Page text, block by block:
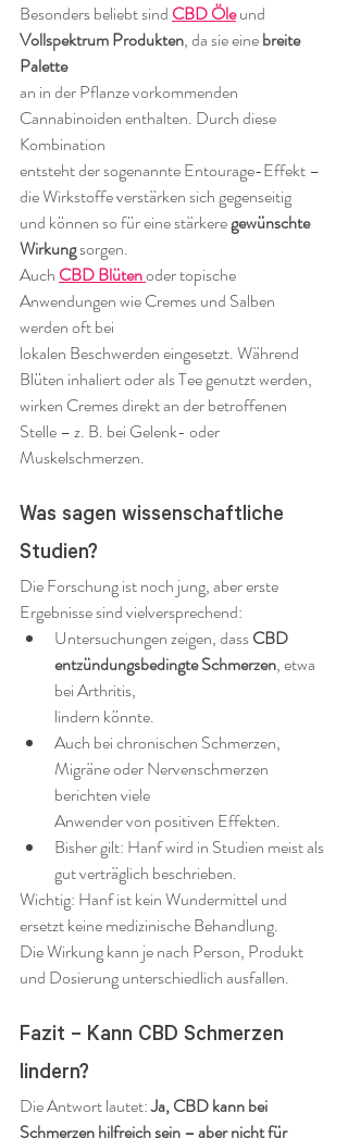
Besonders beliebt sind CBD Öle und
Vollspektrum Produkten, da sie eine breite
Palette
an in der Pflanze vorkommenden
Cannabinoiden enthalten. Durch diese
Kombination
entsteht der sogenannte Entourage-Effekt –
die Wirkstoffe verstärken sich gegenseitig
und können so für eine stärkere gewünschte
Wirkung sorgen.
Auch CBD Blütenoder topische
Anwendungen wie Cremes und Salben
werden oft bei
lokalen Beschwerden eingesetzt. Während
Blüten inhaliert oder als Tee genutzt werden,
wirken Cremes direkt an der betroffenen
Stelle – z. B. bei Gelenk- oder
Muskelschmerzen.
Was sagen wissenschaftliche
Studien?
Die Forschung ist noch jung, aber erste
Ergebnisse sind vielversprechend:
Untersuchungen zeigen, dass CBD
entzündungsbedingte Schmerzen, etwa
bei Arthritis,
lindern könnte.
Auch bei chronischen Schmerzen,
Migräne oder Nervenschmerzen
berichten viele
Anwender von positiven Effekten.
Bisher gilt: Hanf wird in Studien meist als
gut verträglich beschrieben.
Wichtig: Hanf ist kein Wundermittel und
ersetzt keine medizinische Behandlung.
Die Wirkung kann je nach Person, Produkt
und Dosierung unterschiedlich ausfallen.
Fazit – Kann CBD Schmerzen
lindern?
Die Antwort lautet: Ja, CBD kann bei
Schmerzen hilfreich sein – aber nicht für